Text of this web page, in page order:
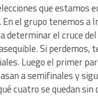
que estamos
el grupo tenemos a
determinar el cruce
Si perdemos,
Luego el primer
a semifinales y
cuatro se quedan sin